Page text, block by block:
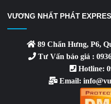
VƯƠNG NHẤT PHÁT
89 Chấn Hưng, P6,
Tư Vấn báo giá :
Hotline:
Email: